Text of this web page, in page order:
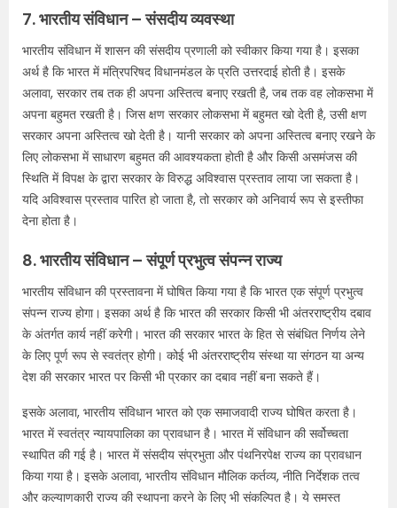
7. भारतीय संविधान – संसदीय व्यवस्था
भारतीय संविधान में शासन की संसदीय प्रणाली को स्वीकार किया गया है। इसका
अर्थ है कि भारत में मंत्रिपरिषद विधानमंडल के प्रति उत्तरदाई होती है। इसके
अलावा, सरकार तब तक ही अपना अस्तित्व बनाए रखती है, जब तक वह लोकसभा में
अपना बहुमत रखती है। जिस क्षण सरकार लोकसभा में बहुमत खो देती है, उसी क्षण
सरकार अपना अस्तित्व खो देती है। यानी सरकार को अपना अस्तित्व बनाए रखने के
लिए लोकसभा में साधारण बहुमत की आवश्यकता होती है और किसी असमंजस की
स्थिति में विपक्ष के द्वारा सरकार के विरुद्ध अविश्वास प्रस्ताव लाया जा सकता है।
यदि अविश्वास प्रस्ताव पारित हो जाता है, तो सरकार को अनिवार्य रूप से इस्तीफा
देना होता है।
8. भारतीय संविधान – संपूर्ण प्रभुत्व संपन्न राज्य
भारतीय संविधान की प्रस्तावना में घोषित किया गया है कि भारत एक संपूर्ण प्रभुत्व
संपन्न राज्य होगा। इसका अर्थ है कि भारत की सरकार किसी भी अंतरराष्ट्रीय दबाव
के अंतर्गत कार्य नहीं करेगी। भारत की सरकार भारत के हित से संबंधित निर्णय लेने
के लिए पूर्ण रूप से स्वतंत्र होगी। कोई भी अंतरराष्ट्रीय संस्था या संगठन या अन्य
देश की सरकार भारत पर किसी भी प्रकार का दबाव नहीं बना सकते हैं।
इसके अलावा, भारतीय संविधान भारत को एक समाजवादी राज्य घोषित करता है।
भारत में स्वतंत्र न्यायपालिका का प्रावधान है। भारत में संविधान की सर्वोच्चता
स्थापित की गई है। भारत में संसदीय संप्रभुता और पंथनिरपेक्ष राज्य का प्रावधान
किया गया है। इसके अलावा, भारतीय संविधान मौलिक कर्तव्य, नीति निर्देशक तत्व
और कल्याणकारी राज्य की स्थापना करने के लिए भी संकल्पित है। ये समस्त